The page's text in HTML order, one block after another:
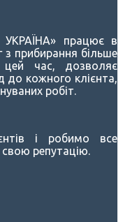
УКРАЇНА» працює в
з прибирання більше
час, дозволяє
до кожного клієнта,
робіт.
і робимо все
репутацію.